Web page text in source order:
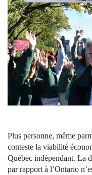
Plus personne, même
conteste la viabilité
Québec indépendant. La
par rapport à l’Ontario